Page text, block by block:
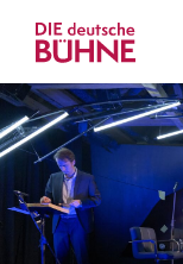
Kritiken
Schauspiel
Musiktheater
Tanz
Crossover